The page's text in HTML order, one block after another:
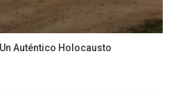
Auténtico Holocausto